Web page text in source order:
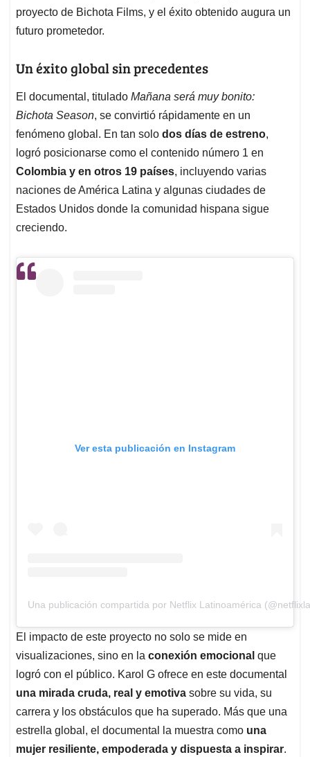
proyecto de Bichota Films, y el éxito obtenido augura un
futuro prometedor.
Un éxito global sin precedentes
El documental, titulado Mañana será muy bonito:
Bichota Season, se convirtió rápidamente en un
fenómeno global. En tan solo dos días de estreno,
logró posicionarse como el contenido número 1 en
Colombia y en otros 19 países, incluyendo varias
naciones de América Latina y algunas ciudades de
Estados Unidos donde la comunidad hispana sigue
creciendo.
Ver esta publicación en Instagram
Una publicación compartida por Netflix Latinoamérica
El impacto de este proyecto no solo se mide en
visualizaciones, sino en la conexión emocional que
logró con el público. Karol G ofrece en este documental
una mirada cruda, real y emotiva sobre su vida, su
carrera y los obstáculos que ha superado. Más que una
estrella global, el documental la muestra como una
mujer resiliente, empoderada y dispuesta a inspirar.